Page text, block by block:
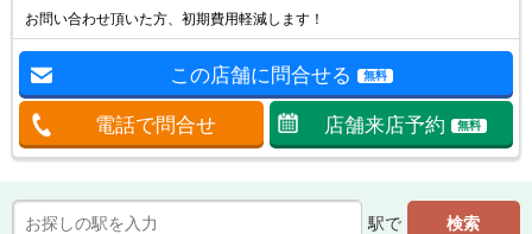
お問い合わせ頂いた方、初期費用軽減します！
この店舗に問合せる 無料
電話で問合せ 店舗来店予約 無料
駅で